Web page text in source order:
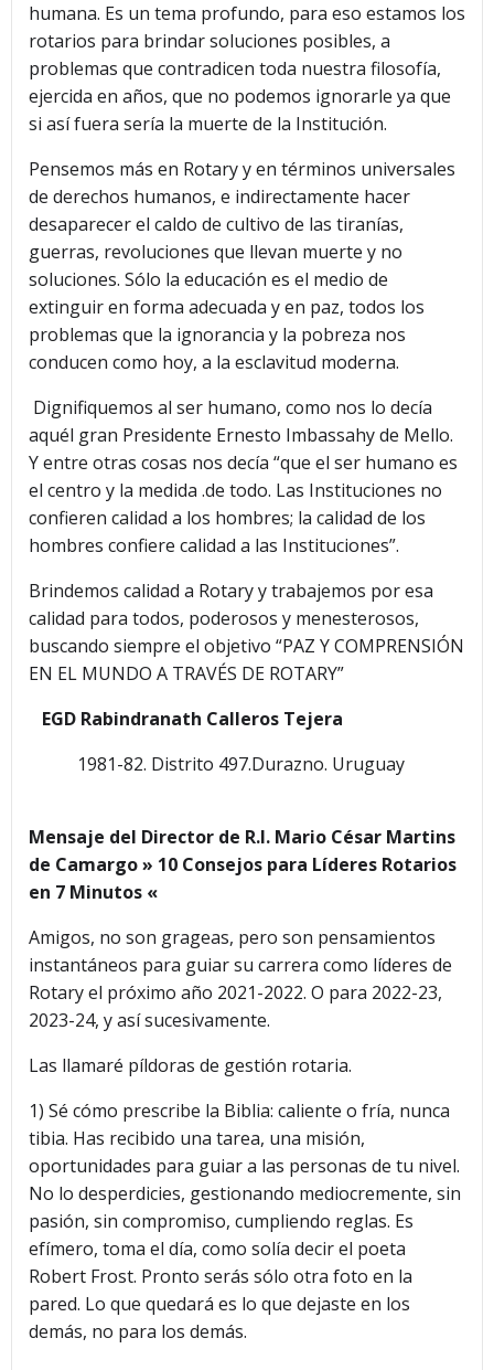
humana. Es un tema profundo, para eso estamos los
rotarios para brindar soluciones posibles, a
problemas que contradicen toda nuestra filosofía,
ejercida en años, que no podemos ignorarle ya que
si así fuera sería la muerte de la Institución.
Pensemos más en Rotary y en términos universales
de derechos humanos, e indirectamente hacer
desaparecer el caldo de cultivo de las tiranías,
guerras, revoluciones que llevan muerte y no
soluciones. Sólo la educación es el medio de
extinguir en forma adecuada y en paz, todos los
problemas que la ignorancia y la pobreza nos
conducen como hoy, a la esclavitud moderna.
Dignifiquemos al ser humano, como nos lo decía
aquél gran Presidente Ernesto Imbassahy de Mello.
Y entre otras cosas nos decía “que el ser humano es
el centro y la medida .de todo. Las Instituciones no
confieren calidad a los hombres; la calidad de los
hombres confiere calidad a las Instituciones”.
Brindemos calidad a Rotary y trabajemos por esa
calidad para todos, poderosos y menesterosos,
buscando siempre el objetivo “PAZ Y COMPRENSIÓN
EN EL MUNDO A TRAVÉS DE ROTARY”
EGD Rabindranath Calleros Tejera
1981-82. Distrito 497.Durazno. Uruguay
Mensaje del Director de R.I. Mario César Martins
de Camargo » 10 Consejos para Líderes Rotarios
en 7 Minutos «
Amigos, no son grageas, pero son pensamientos
instantáneos para guiar su carrera como líderes de
Rotary el próximo año 2021-2022. O para 2022-23,
2023-24, y así sucesivamente.
Las llamaré píldoras de gestión rotaria.
1) Sé cómo prescribe la Biblia: caliente o fría, nunca
tibia. Has recibido una tarea, una misión,
oportunidades para guiar a las personas de tu nivel.
No lo desperdicies, gestionando mediocremente, sin
pasión, sin compromiso, cumpliendo reglas. Es
efímero, toma el día, como solía decir el poeta
Robert Frost. Pronto serás sólo otra foto en la
pared. Lo que quedará es lo que dejaste en los
demás, no para los demás.